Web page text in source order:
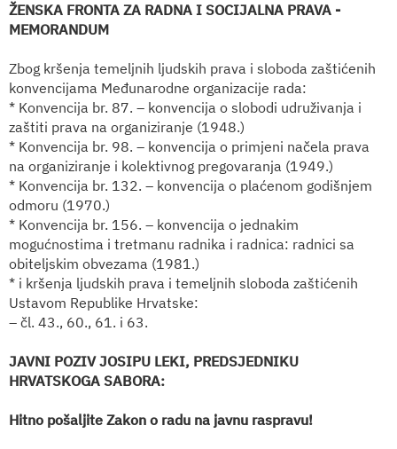
ŽENSKA FRONTA ZA RADNA I SOCIJALNA PRAVA -
MEMORANDUM
Zbog kršenja temeljnih ljudskih prava i sloboda zaštićenih
konvencijama Međunarodne organizacije rada:
* Konvencija br. 87. – konvencija o slobodi udruživanja i
zaštiti prava na organiziranje (1948.)
* Konvencija br. 98. – konvencija o primjeni načela prava
na organiziranje i kolektivnog pregovaranja (1949.)
* Konvencija br. 132. – konvencija o plaćenom godišnjem
odmoru (1970.)
* Konvencija br. 156. – konvencija o jednakim
mogućnostima i tretmanu radnika i radnica: radnici sa
obiteljskim obvezama (1981.)
* i kršenja ljudskih prava i temeljnih sloboda zaštićenih
Ustavom Republike Hrvatske:
– čl. 43., 60., 61. i 63.
JAVNI POZIV JOSIPU LEKI, PREDSJEDNIKU
HRVATSKOGA SABORA:
Hitno pošaljite Zakon o radu na javnu raspravu!